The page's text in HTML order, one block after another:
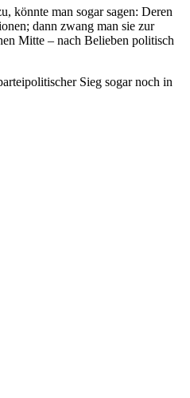
könnte man sogar sagen: Deren
dann zwang man sie zur
Mitte – nach Belieben politisch
Sieg sogar noch in